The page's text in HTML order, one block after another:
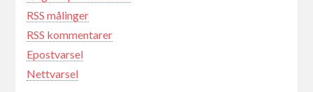
RSS målinger
RSS kommentarer
Epostvarsel
Nettvarsel